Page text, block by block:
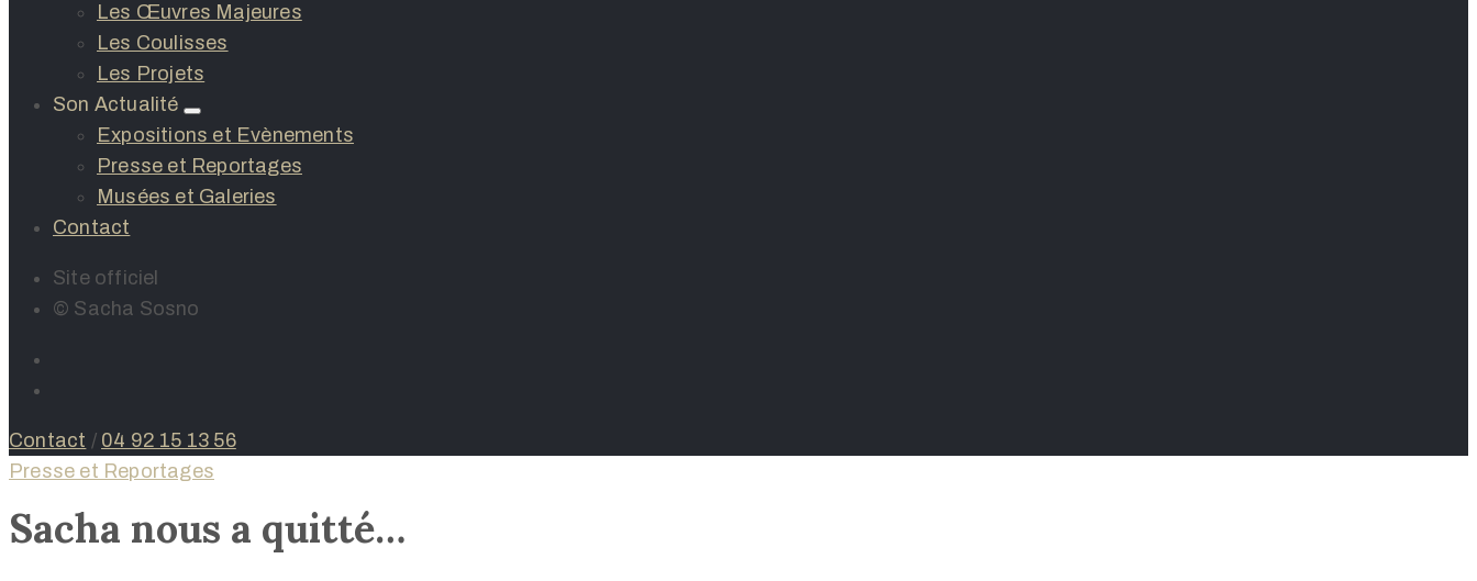
Les Œuvres Majeures
Les Coulisses
Les Projets
Son Actualité
Expositions et Evènements
Presse et Reportages
Musées et Galeries
Contact
Site officiel
© Sacha Sosno
Contact / 04 92 15 13 56
Presse et Reportages
Sacha nous a quitté…